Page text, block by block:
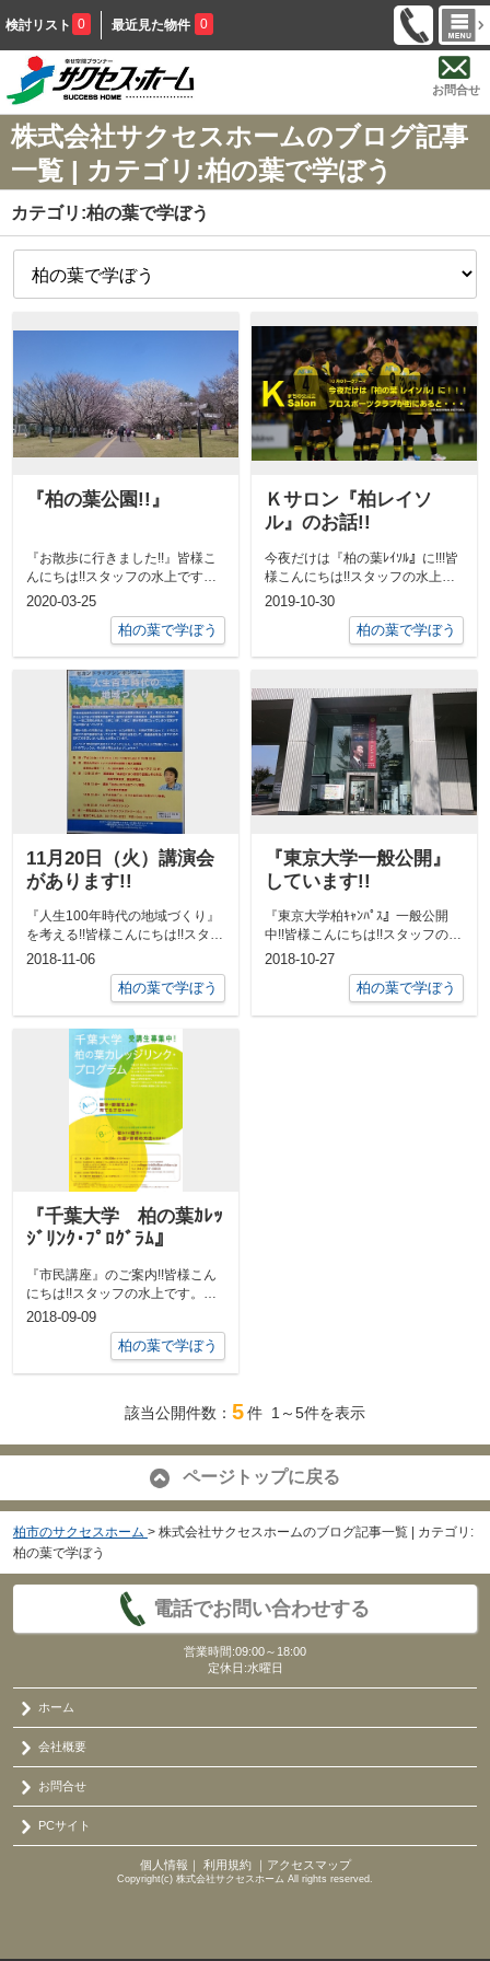
検討リスト 0 最近見た物件 0
お問合せ
株式会社サクセスホームのブログ記事
一覧 | カテゴリ:柏の葉で学ぼう
カテゴリ:柏の葉で学ぼう
『柏の葉公園!!』
『お散歩に行きました!!』皆様こ
んにちは!!スタッフの水上です。
子犬たちが来てから約1ヶ月。先
2020-03-25
柏の葉で学ぼう
Ｋサロン『柏レイソ
ル』のお話!!
今夜だけは『柏の葉ﾚｲｿﾙ』に!!!皆
様こんにちは!!スタッフの水上で
す。先日、ﾗｸﾞﾋﾞｰの時にK...
2019-10-30
柏の葉で学ぼう
11月20日（火）講演会
があります!!
『人生100年時代の地域づくり』
を考える!!皆様こんにちは!!スタッ
フの水上です。東京大学の矢冨先
2018-11-06
柏の葉で学ぼう
『東京大学一般公開』
しています!!
『東京大学柏ｷｬﾝﾊﾟｽ』一般公開
中!!皆様こんにちは!!スタッフの水
上です。10月26日・27日は...
2018-10-27
柏の葉で学ぼう
『千葉大学 柏の葉ｶﾚｯ
ｼﾞﾘﾝｸ･ﾌﾟﾛｸﾞﾗﾑ』
『市民講座』のご案内!!皆様こん
にちは!!スタッフの水上です。昨
日ﾎﾟｽﾄに『千葉大学 柏の葉ｶﾚ
2018-09-09
柏の葉で学ぼう
該当公開件数： 5件 1～5件を表示
ページトップに戻る
柏市のサクセスホーム > 株式会社サクセスホームのブログ記事一覧 | カテゴリ:
柏の葉で学ぼう
電話でお問い合わせする
営業時間:09:00～18:00
定休日:水曜日
ホーム
会社概要
お問合せ
PCサイト
個人情報 利用規約｜ アクセスマップ
Copyright(c) 株式会社サクセスホーム All rights reserved.